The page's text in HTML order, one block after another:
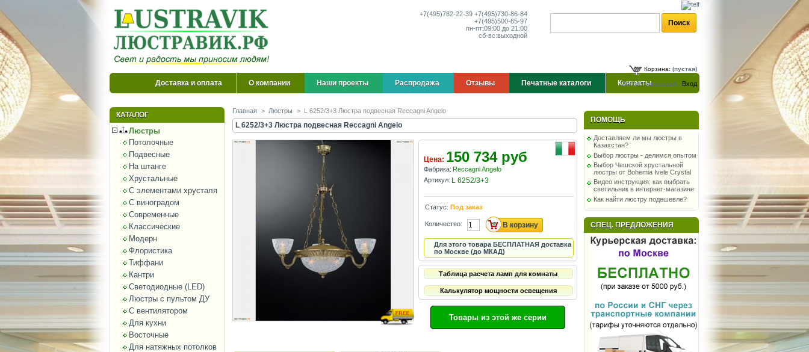
+7(495)782-22-39 +7(495)730-86-84
+7(495)500-65-97
пн-пт:09:00 до 21:00
сб-вс:выходной
Корзина: (пустая)
Добро пожаловать, Вход
Доставка и оплата О компании Наши проекты Распродажа Отзывы Печатные каталоги Контакты
КАТАЛОГ
Люстры
Потолочные
Подвесные
На штанге
Хрустальные
С элементами хрусталя
С виноградом
Современные
Классические
Модерн
Флористика
Тиффани
Кантри
Светодиодные (LED)
Люстры с пультом ДУ
С вентилятором
Для кухни
Восточные
Для натяжных потолков
Главная > Люстры > L 6252/3+3 Люстра подвесная Reccagni Angelo
L 6252/3+3 Люстра подвесная Reccagni Angelo
Цена: 150 734 руб
Фабрика: Reccagni Angelo
Артикул: L 6252/3+3
Статус: Под заказ
Количество:
Для этого товара БЕСПЛАТНАЯ доставка
по Москве (до МКАД)
Таблица расчета ламп для комнаты
Калькулятор мощности освещения
Товары из этой же серии
ПОМОЩЬ
Доставляем ли мы люстры в
Казахстан?
Выбор люстры - делимся опытом
Выбор Чешской хрустальной
люстры от Bohemia Ivele Crystal
Видео инструкция: как выбрать
светильник в интернет-магазине
Как найти люстру подешевле?
СПЕЦ. ПРЕДЛОЖЕНИЯ